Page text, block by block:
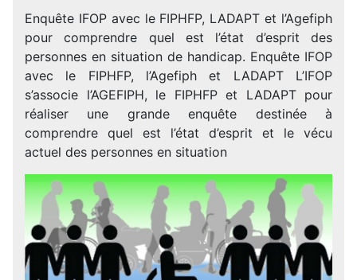
Enquête IFOP avec le FIPHFP, LADAPT et l’Agefiph
pour comprendre quel est l’état d’esprit des
personnes en situation de handicap. Enquête IFOP
avec le FIPHFP, l’Agefiph et LADAPT L’IFOP
s’associe l’AGEFIPH, le FIPHFP et LADAPT pour
réaliser une grande enquête destinée à
comprendre quel est l’état d’esprit et le vécu
actuel des personnes en situation